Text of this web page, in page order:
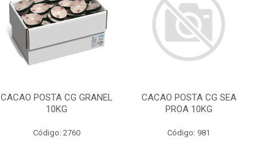
CACAO POSTA CG GRANEL
10KG
Código: 2760
CACAO POSTA CG SEA
PROA 10KG
Código: 981